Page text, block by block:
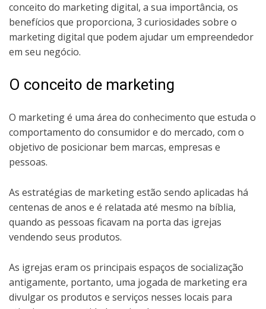
conceito do marketing digital, a sua importância, os
benefícios que proporciona, 3 curiosidades sobre o
marketing digital que podem ajudar um empreendedor
em seu negócio.
O conceito de marketing
O marketing é uma área do conhecimento que estuda o
comportamento do consumidor e do mercado, com o
objetivo de posicionar bem marcas, empresas e
pessoas.
As estratégias de marketing estão sendo aplicadas há
centenas de anos e é relatada até mesmo na bíblia,
quando as pessoas ficavam na porta das igrejas
vendendo seus produtos.
As igrejas eram os principais espaços de socialização
antigamente, portanto, uma jogada de marketing era
divulgar os produtos e serviços nesses locais para